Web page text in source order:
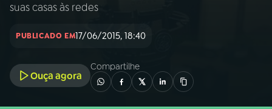
INÍCIO
A RÁDIO
suas casas às redes
PUBLICADO EM17/06/2015, 18:40
Ouça agora
Compartilhe